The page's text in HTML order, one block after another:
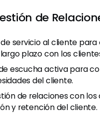
de
servicio al cliente para
plazo con los
escucha activa para
del cliente.
de relaciones con los
y retención del cliente.